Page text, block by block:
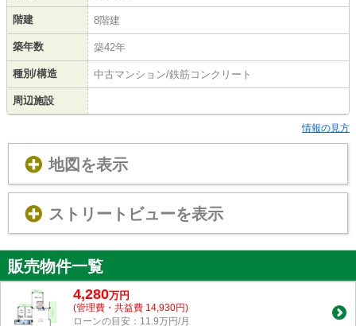
階建 8階建
築年数 築42年
種別/構造 中古マンション/鉄筋コンクリート
周辺施設
情報の見方
地図を表示
ストリートビューを表示
販売物件一覧
4,280万円
(管理費・共益費 14,930円)
ローンの目安：11.9万円/月